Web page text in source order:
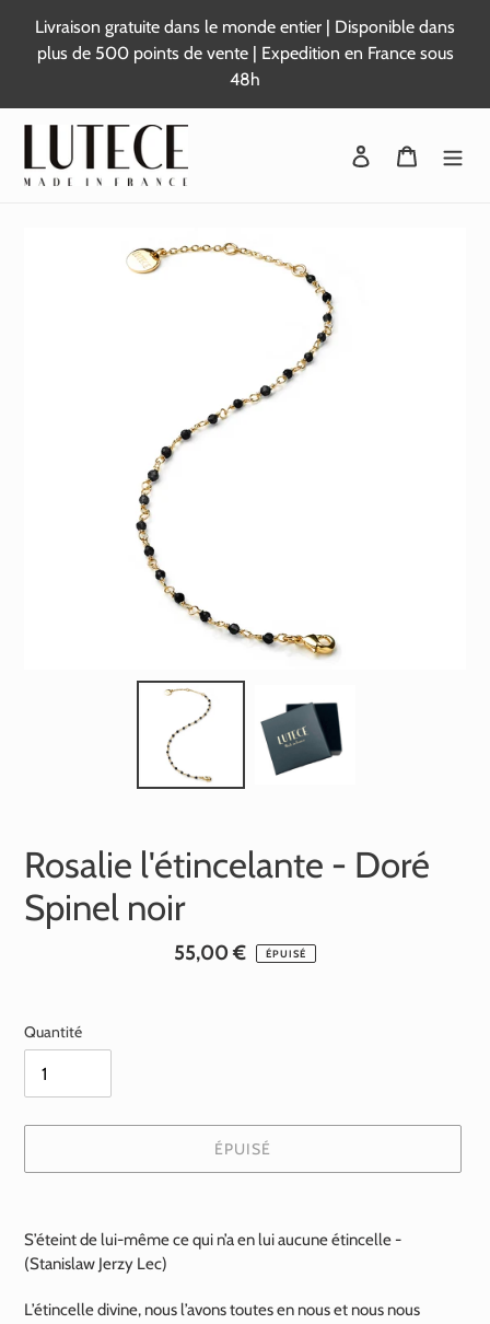
contenu
Livraison gratuite dans le monde entier | Disponible dans
plus de 500 points de vente | Expedition en France sous
48h
Se connecter
Panier
Rosalie l'étincelante - Doré
Spinel noir
Prix
55,00 € ÉPUISÉ
Quantité
ÉPUISÉ
d'un
produit
votre
S’éteint de lui-même ce qui n’a en lui aucune étincelle -
(Stanislaw Jerzy Lec)
L’étincelle divine, nous l’avons toutes en nous et nous nous